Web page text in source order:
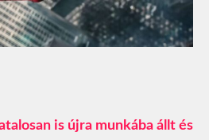
is újra munkába állt és